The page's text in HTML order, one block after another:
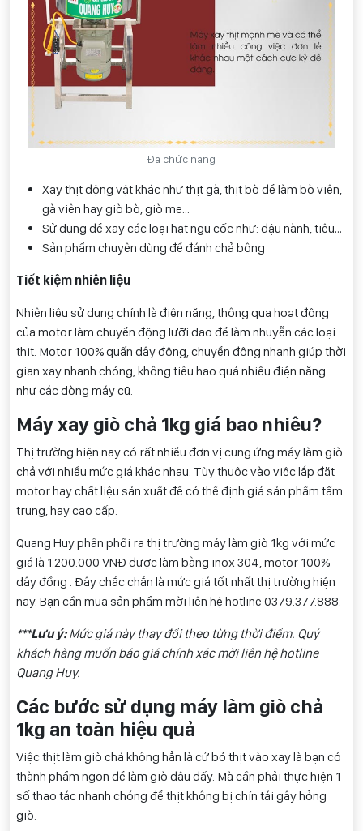
Đa chức năng
Xay thịt động vật khác như thịt gà, thịt bò để làm bò viên,
gà viên hay giò bò, giò me…
Sử dụng để xay các loại hạt ngũ cốc như: đậu nành, tiêu…
Sản phẩm chuyên dùng để đánh chả bông
Tiết kiệm nhiên liệu
Nhiên liệu sử dụng chính là điện năng, thông qua hoạt động
của motor làm chuyển động lưỡi dao để làm nhuyễn các loại
thịt. Motor 100% quấn dây động, chuyển động nhanh giúp thời
gian xay nhanh chóng, không tiêu hao quá nhiều điện năng
như các dòng máy cũ.
Máy xay giò chả 1kg giá bao nhiêu?
Thị trường hiện nay có rất nhiều đơn vị cung ứng máy làm giò
chả với nhiều mức giá khác nhau. Tùy thuộc vào việc lắp đặt
motor hay chất liệu sản xuất để có thể định giá sản phẩm tầm
trung, hay cao cấp.
Quang Huy phân phối ra thị trường máy làm giò 1kg với mức
giá là 1.200.000 VNĐ được làm bằng inox 304, motor 100%
dây đồng . Đây chắc chắn là mức giá tốt nhất thị trường hiện
nay. Bạn cần mua sản phẩm mời liên hệ hotline 0379.377.888
***Lưu ý:Mức giá này thay đổi theo từng thời điểm. Quý
khách hàng muốn báo giá chính xác mời liên hệ hotline
Quang Huy.
Các bước sử dụng máy làm giò chả
1kg an toàn hiệu quả
Việc thịt làm giò chả không hẳn là cứ bỏ thịt vào xay là bạn có
thành phẩm ngon để làm giò đâu đấy. Mà cần phải thực hiện 1
số thao tác nhanh chóng để thịt không bị chín tái gây hỏng
giò.